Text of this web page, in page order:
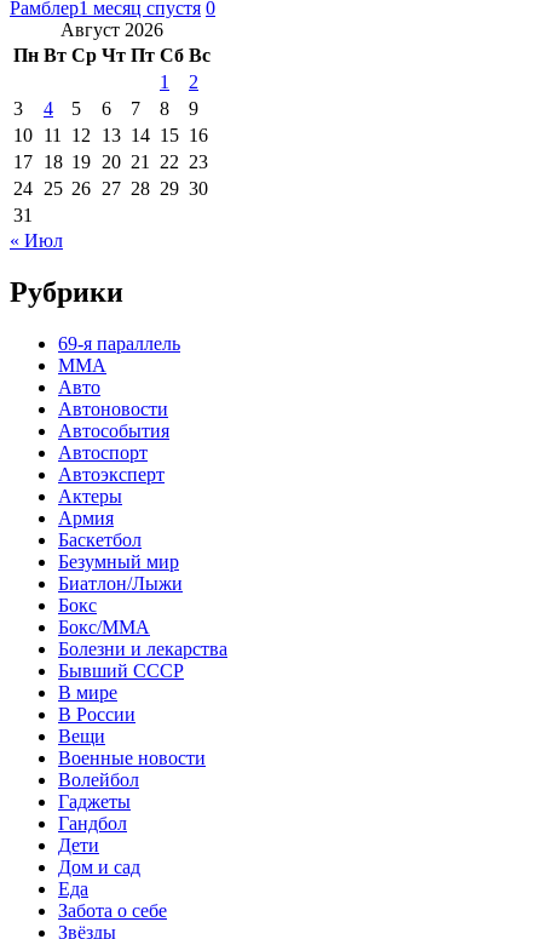
Рамблер1 месяц спустя 0
Август 2026
Пн Вт Ср Чт Пт Сб Вс
1
2
3
4 5 6 7 8
9
10 11 12 13 14 15 16
17 18 19 20 21 22 23
24 25 26 27 28 29 30
31
« Июл
Рубрики
69-я параллель
MMA
Авто
Автоновости
Автособытия
Автоспорт
Автоэксперт
Актеры
Армия
Баскетбол
Безумный мир
Биатлон/Лыжи
Бокс
Бокс/MMA
Болезни и лекарства
Бывший СССР
В мире
В России
Вещи
Военные новости
Волейбол
Гаджеты
Гандбол
Дети
Дом и сад
Еда
Забота о себе
Звёзды